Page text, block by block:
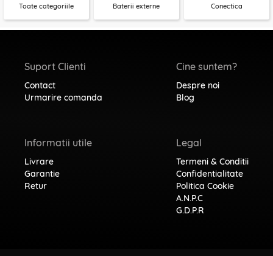
Toate categoriile Baterii externe Conectica
Suport Clienti
Contact
Urmarire comanda
Informatii utile
Livrare
Garantie
Retur
Cine suntem?
Despre noi
Blog
Legal
Termeni & Conditii
Confidentialitate
Politica Cookie
A.N.P.C
G.D.P.R